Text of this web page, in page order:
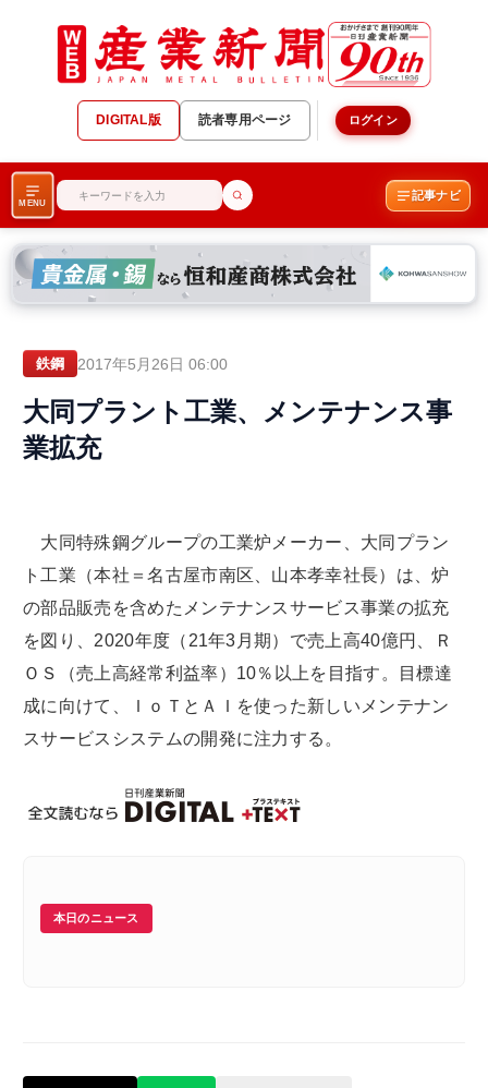
DIGITAL版 読者専用ページ ログイン
MENU
記事ナビ
鉄鋼 2017年5月26日 06:00
大同プラント工業、メンテナンス事
業拡充
大同特殊鋼グループの工業炉メーカー、大同プラン
ト工業（本社＝名古屋市南区、山本孝幸社長）は、炉
の部品販売を含めたメンテナンスサービス事業の拡充
を図り、2020年度（21年3月期）で売上高40億円、Ｒ
ＯＳ（売上高経常利益率）10％以上を目指す。目標達
成に向けて、ＩｏＴとＡＩを使った新しいメンテナン
スサービスシステムの開発に注力する。
本日のニュース